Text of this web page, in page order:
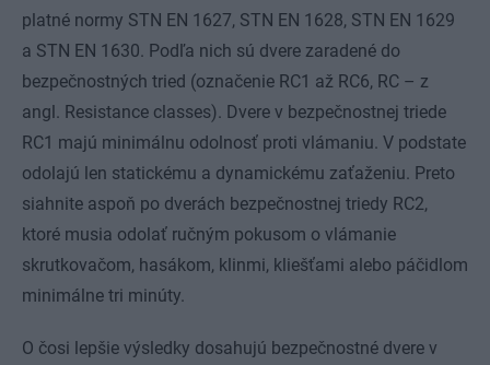
platné normy STN EN 1627, STN EN 1628, STN EN 1629
a STN EN 1630. Podľa nich sú dvere zaradené do
bezpečnostných tried (označenie RC1 až RC6, RC – z
angl. Resistance classes). Dvere v bezpečnostnej triede
RC1 majú minimálnu odolnosť proti vlámaniu. V podstate
odolajú len statickému a dynamickému zaťaženiu. Preto
siahnite aspoň po dverách bezpečnostnej triedy RC2,
ktoré musia odolať ručným pokusom o vlámanie
skrutkovačom, hasákom, klinmi, kliešťami alebo páčidlom
minimálne tri minúty.
O čosi lepšie výsledky dosahujú bezpečnostné dvere v